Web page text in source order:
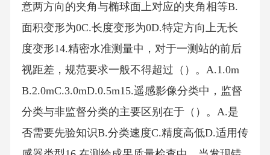
意两方向的夹角与椭球面上对应的夹角相等B.
面积变形为0C.长度变形为0D.特定方向上无长
度变形14.精密水准测量中，对于一测站的前后
视距差，规范要求一般不得超过（）。A.1.0m
B.2.0mC.3.0mD.0.5m15.遥感影像分类中，监督
分类与非监督分类的主要区别在于（）。A.是
否需要先验知识B.分类速度C.精度高低D.适用传